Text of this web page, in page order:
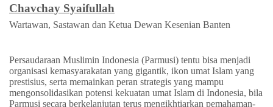
Chavchay Syaifullah
Wartawan, Sastawan dan Ketua Dewan Kesenian Banten
Persaudaraan Muslimin Indonesia (Parmusi) tentu bisa menjadi
organisasi kemasyarakatan yang gigantik, ikon umat Islam yang
prestisius, serta memainkan peran strategis yang mampu
mengonsolidasikan potensi kekuatan umat Islam di Indonesia, bila
Parmusi secara berkelanjutan terus mengikhtiarkan pemahaman-